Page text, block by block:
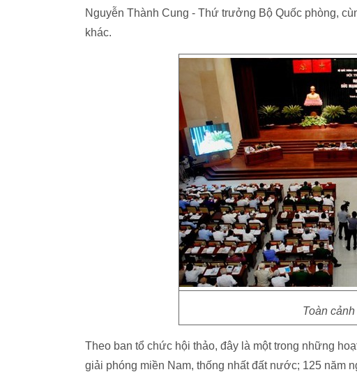
Nguyễn Thành Cung - Thứ trưởng Bộ Quốc phòng,
khác.
Toàn
Theo ban tổ chức hội thảo, đây là một trong những
giải phóng miền Nam, thống nhất đất nước; 125 năm